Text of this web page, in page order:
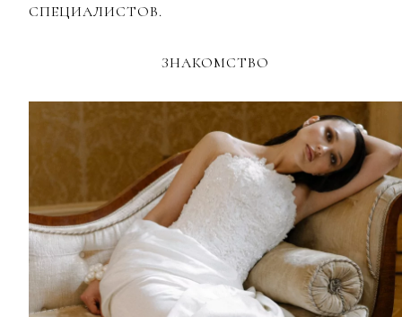
СПЕЦИАЛИСТОВ.
ЗНАКОМСТВО